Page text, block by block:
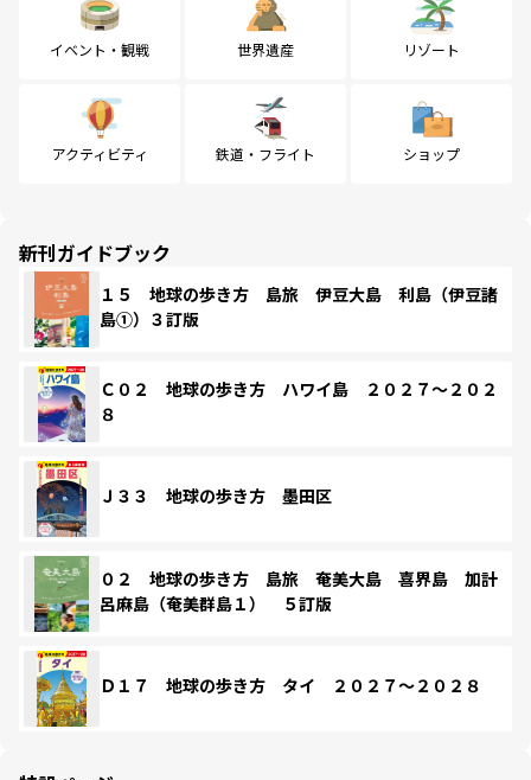
イベント・観戦 世界遺産 リゾート
アクティビティ 鉄道・フライト ショップ
新刊ガイドブック
１５ 地球の歩き方 島旅 伊豆大島 利島（伊豆諸
島①）３訂版
Ｃ０２ 地球の歩き方 ハワイ島 ２０２７～２０２
８
Ｊ３３ 地球の歩き方 墨田区
０２ 地球の歩き方 島旅 奄美大島 喜界島 加計
呂麻島（奄美群島１） ５訂版
Ｄ１７ 地球の歩き方 タイ ２０２７～２０２８